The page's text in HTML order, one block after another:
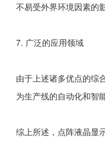
不易受外界环境因素的
7. 广泛的应用领域
由于上述诸多优点的综
为生产线的自动化和智
综上所述，点阵液晶显